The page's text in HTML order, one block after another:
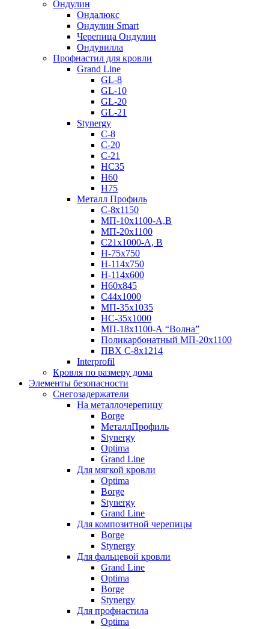
Ондулин
Ондалюкс
Ондулин Smart
Черепица Ондулин
Ондувилла
Профнастил для кровли
Grand Line
GL-8
GL-10
GL-20
GL-21
Stynergy
C-8
C-20
C-21
НС35
Н60
H75
Металл Профиль
С-8х1150
МП-10x1100-А,В
МП-20х1100
С21х1000-А, В
H-75х750
Н-114х750
Н-114х600
Н60х845
С44х1000
МП-35х1035
НС-35х1000
МП-18х1100-А “Волна”
Поликарбонатный МП-20х1100
ПВХ С-8х1214
Interprofil
Кровля по размеру дома
Элементы безопасности
Снегозадержатели
На металлочерепицу
Borge
МеталлПрофиль
Stynergy
Optima
Grand Line
Для мягкой кровли
Optima
Borge
Stynergy
Grand Line
Для композитной черепицы
Borge
Stynergy
Для фальцевой кровли
Grand Line
Optima
Borge
Stynergy
Для профнастила
Optima